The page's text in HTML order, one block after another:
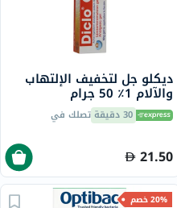
ديكلو جل لتخفيف الإلتهاب
والآلام 1٪ 50 جرام
30 دقيقة تصلك في
21.50
20% خصم